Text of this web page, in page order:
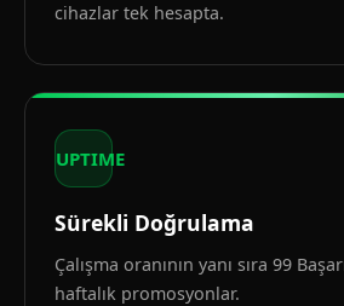
cihazlar tek hesapta.
UPTIME
Sürekli Doğrulama
Çalışma oranının yanı sıra 99
haftalık promosyonlar.